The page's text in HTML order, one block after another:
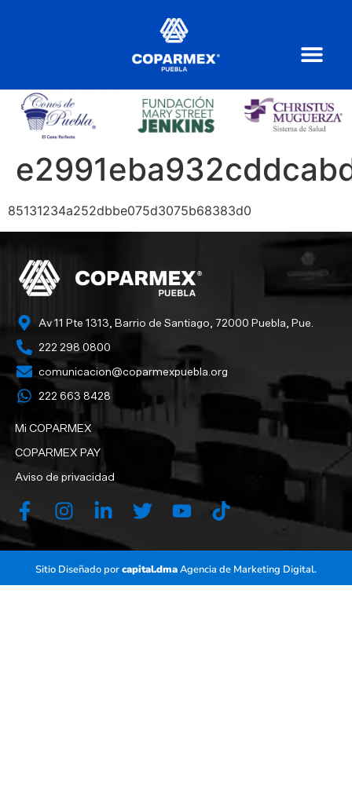
85131234a252dbbe075d3075b68383d0
Av 11 Pte 1313, Barrio de Santiago, 72000 Puebla, Pue.
222 298 0800
comunicacion@coparmexpuebla.org
222 663 8428‬
Mi COPARMEX
COPARMEX PAY
Aviso de privacidad
Sitio Diseñado porcapital.dmaAgencia de Marketing Digital.